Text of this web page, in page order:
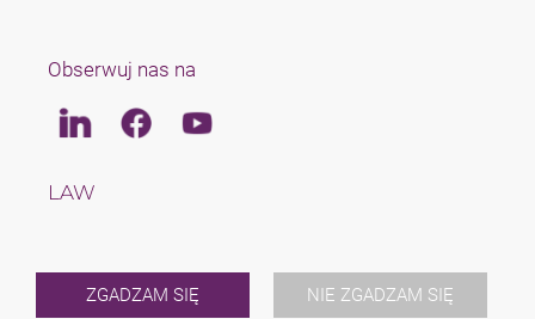
ZGADZAM SIĘ NIE ZGADZAM SIĘ
Obserwuj nas na
LinkedinFacebookYoutube
LAW
KARIERA
O NAS